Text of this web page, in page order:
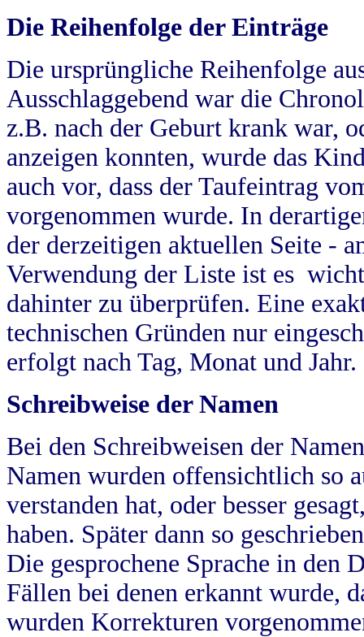
Die Reihenfolge der Einträge
Die ursprüngliche Reihenfolge
Ausschlaggebend war die
z.B. nach der Geburt krank war,
anzeigen konnten, wurde das
auch vor, dass der Taufeintrag
vorgenommen wurde. In
der derzeitigen aktuellen Seite -
Verwendung der Liste ist es
dahinter zu überprüfen. Eine
technischen Gründen nur
erfolgt nach Tag, Monat und Jahr.
Schreibweise der Namen
Bei den Schreibweisen der
Namen wurden offensichtlich so
verstanden hat, oder besser
haben. Später dann so
Die gesprochene Sprache in
Fällen bei denen erkannt wurde,
wurden Korrekturen